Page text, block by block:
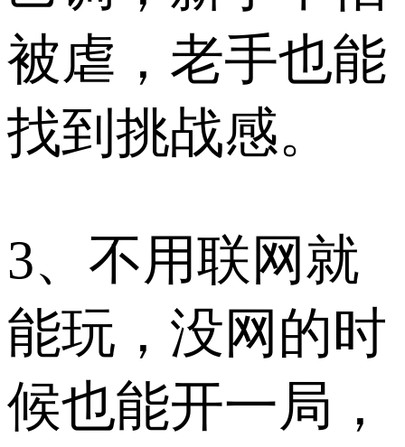
被虐，老手也能
找到挑战感。​
3、不用联网就
能玩，没网的时
候也能开一局，